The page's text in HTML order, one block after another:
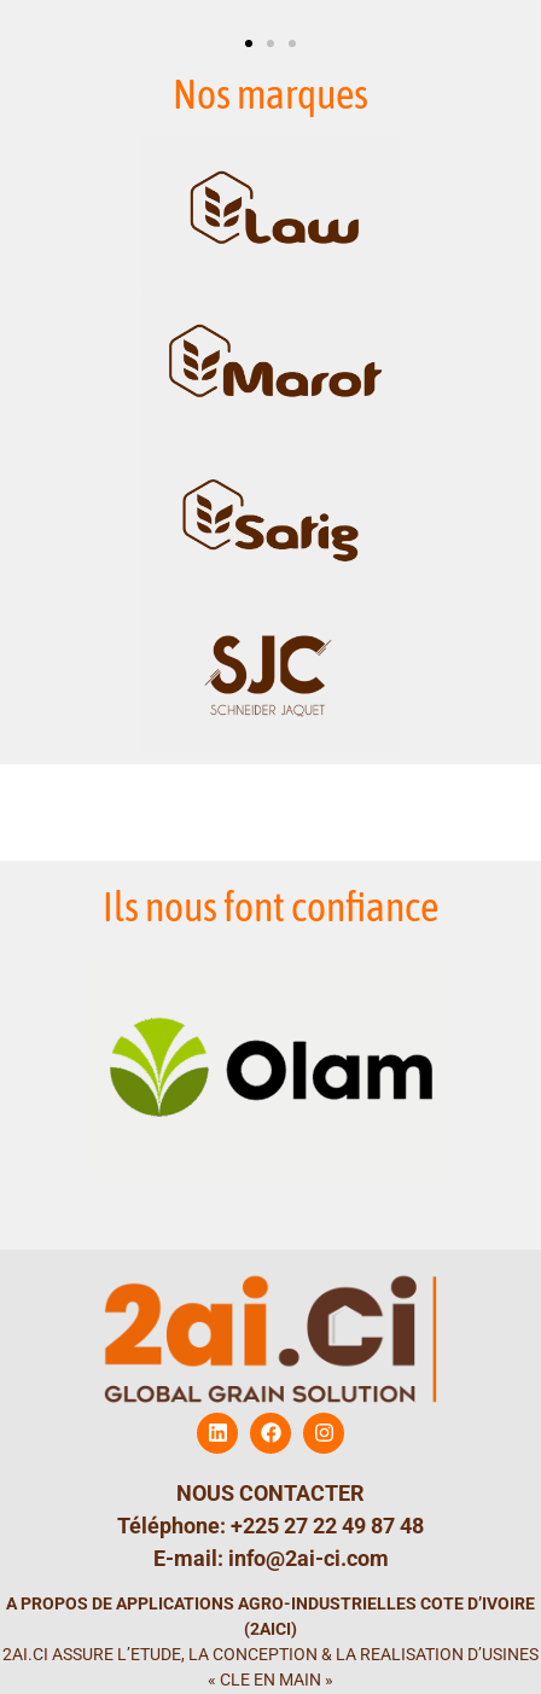
Nos marques
Ils nous font confiance
NOUS CONTACTER
Téléphone: +225 27 22 49 87 48
E-mail: info@2ai-ci.com
A PROPOS DE APPLICATIONS AGRO-INDUSTRIELLES COTE D’IVOIRE
(2AICI)
2AI.CI ASSURE L’ETUDE, LA CONCEPTION & LA REALISATION D’USINES
« CLE EN MAIN »